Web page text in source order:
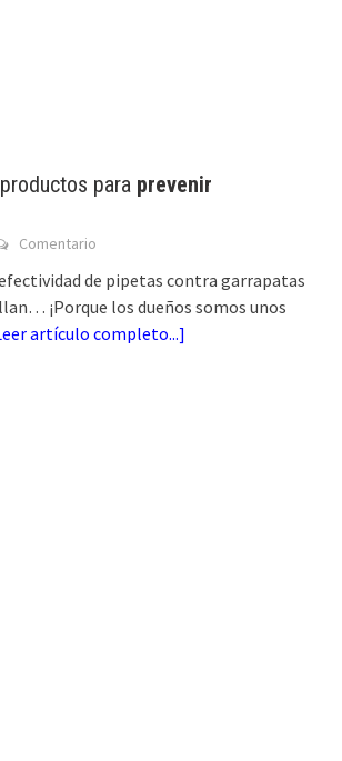
para prevenir
Comentario
de pipetas contra garrapatas
¡Porque los dueños somos unos
artículo completo...]